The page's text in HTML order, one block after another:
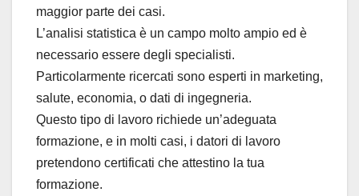
maggior parte dei casi.
L’analisi statistica è un campo molto ampio ed è
necessario essere degli specialisti.
Particolarmente ricercati sono esperti in marketing,
salute, economia, o dati di ingegneria.
Questo tipo di lavoro richiede un’adeguata
formazione, e in molti casi, i datori di lavoro
pretendono certificati che attestino la tua
formazione.